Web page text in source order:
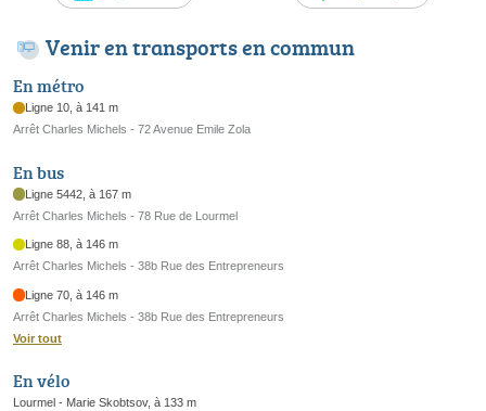
Venir en transports en commun
En métro
Ligne 10, à 141 m
Arrêt Charles Michels - 72 Avenue Emile Zola
En bus
Ligne 5442, à 167 m
Arrêt Charles Michels - 78 Rue de Lourmel
Ligne 88, à 146 m
Arrêt Charles Michels - 38b Rue des Entrepreneurs
Ligne 70, à 146 m
Arrêt Charles Michels - 38b Rue des Entrepreneurs
Voir tout
En vélo
Lourmel - Marie Skobtsov, à 133 m